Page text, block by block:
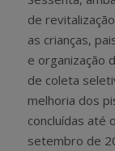
de
as crianças,
e organização
de coleta
melhoria dos
concluídas até
setembro de